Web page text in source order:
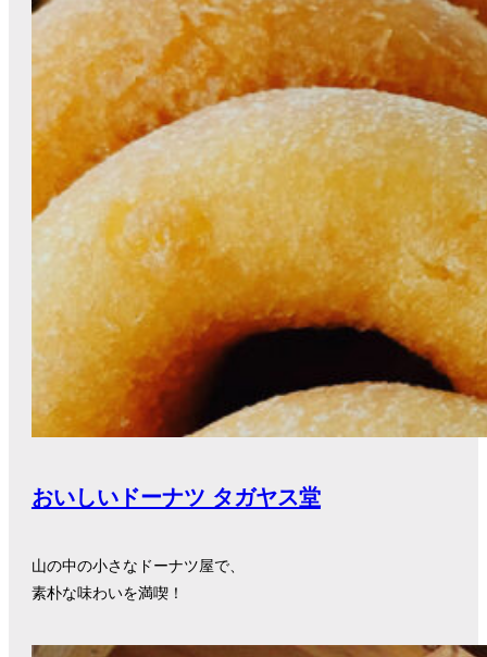
おいしいドーナツ タガヤス堂
山の中の小さなドーナツ屋で、
素朴な味わいを満喫！